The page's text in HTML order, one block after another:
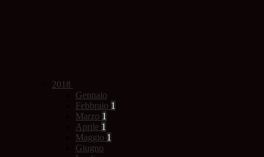
2018
Gennaio
Febbraio 1
Marzo 1
Aprile 1
Maggio 1
Giugno